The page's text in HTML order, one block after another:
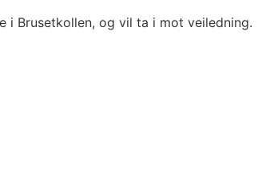
i Brusetkollen, og vil ta i mot veiledning.